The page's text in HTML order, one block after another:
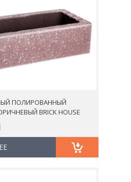
ПОЛИРОВАННЫЙ
BRICK HOUSE